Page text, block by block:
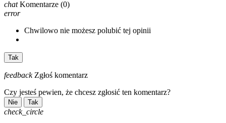
chat Komentarze (0)
error
Chwilowo nie możesz polubić tej opinii
Tak
feedback Zgłoś komentarz
Czy jesteś pewien, że chcesz zgłosić ten komentarz?
Nie Tak
check_circle